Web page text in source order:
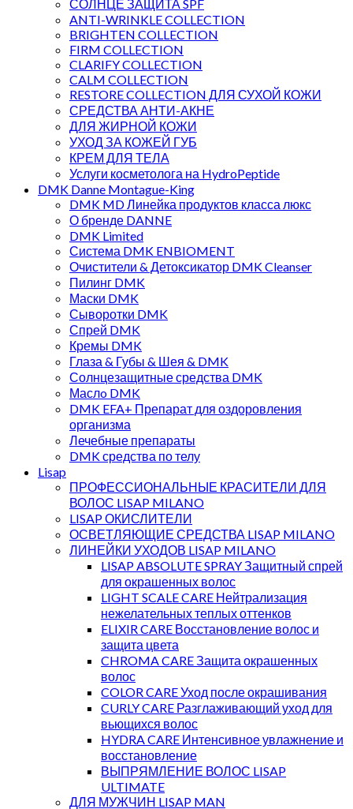
СОЛНЦЕ ЗАЩИТА SPF
ANTI-WRINKLE COLLECTION
BRIGHTEN COLLECTION
FIRM COLLECTION
CLARIFY COLLECTION
CALM COLLECTION
RESTORE COLLECTION ДЛЯ СУХОЙ КОЖИ
СРЕДСТВА АНТИ-АКНЕ
ДЛЯ ЖИРНОЙ КОЖИ
УХОД ЗА КОЖЕЙ ГУБ
КРЕМ ДЛЯ ТЕЛА
Услуги косметолога на HydroPeptide
DMK Danne Montague-King
DMK MD Линейка продуктов класса люкс
О бренде DANNE
DMK Limited
Система DMK ENBIOMENT
Очистители & Детоксикатор DMK Cleanser
Пилинг DMK
Маски DMK
Сыворотки DMK
Спрей DMK
Кремы DMK
Глаза & Губы & Шея & DMK
Солнцезащитные средства DMK
Маслo DMK
DMK EFA+ Препарат для оздоровления
организма
Лечебные препараты
DMK средства по телу
Lisap
ПРОФЕССИОНАЛЬНЫЕ КРАСИТЕЛИ ДЛЯ
ВОЛОС LISAP MILANO
LISAP ОКИСЛИТЕЛИ
ОСВЕТЛЯЮЩИЕ СРЕДСТВА LISAP MILANO
ЛИНЕЙКИ УХОДОВ LISAP MILANO
LISAP ABSOLUTE SPRAY Защитный спрей
для окрашенных волос
LIGHT SCALE CARE Нейтрализация
нежелательных теплых оттенков
ELIXIR CARE Восстановление волос и
защита цвета
CHROMA CARE Защита окрашенных
волос
COLOR CARE Уход после окрашивания
CURLY CARE Разглаживающий уход для
вьющихся волос
HYDRA CARE Интенсивное увлажнение и
восстановление
ВЫПРЯМЛЕНИЕ ВОЛОС LISAP
ULTIMATE
ДЛЯ МУЖЧИН LISAP MAN